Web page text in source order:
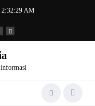
2:32:30 AM